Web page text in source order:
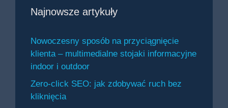
Najnowsze artykuły
Nowoczesny sposób na przyciągnięcie
klienta – multimedialne stojaki informacyjne
indoor i outdoor
Zero-click SEO: jak zdobywać ruch bez
kliknięcia